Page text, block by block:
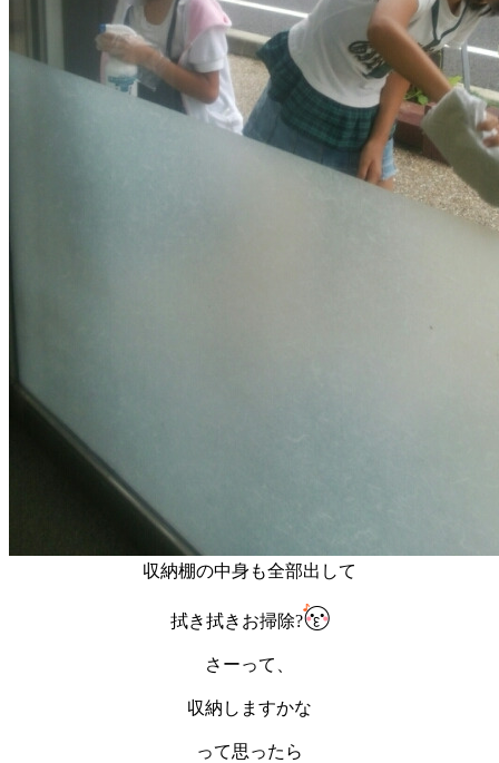
収納棚の中身も全部出して
拭き拭きお掃除?
さーって、
収納しますかな
って思ったら